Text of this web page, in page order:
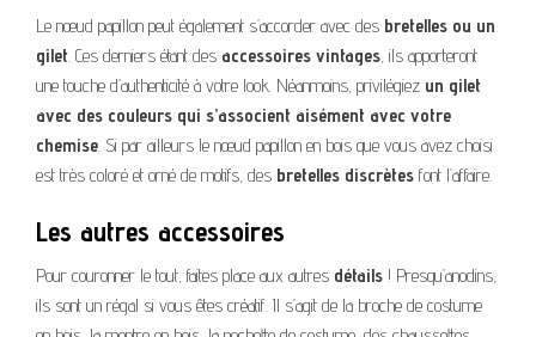
Le nœud papillon peut également s’accorder avec des bretelles ou un
gilet . Ces derniers étant des accessoires vintages , ils apporteront
une touche d’authenticité à votre look. Néanmoins, privilégiez un gilet
avec des couleurs qui s’associent aisément avec votre
chemise . Si par ailleurs le nœud papillon en bois que vous avez choisi
est très coloré et orné de motifs, des bretelles discrètes font l’affaire.
Les autres accessoires
Pour couronner le tout, faites place aux autres détails ! Presqu’anodins,
ils sont un régal si vous êtes créatif. Il s’agit de la broche de costume